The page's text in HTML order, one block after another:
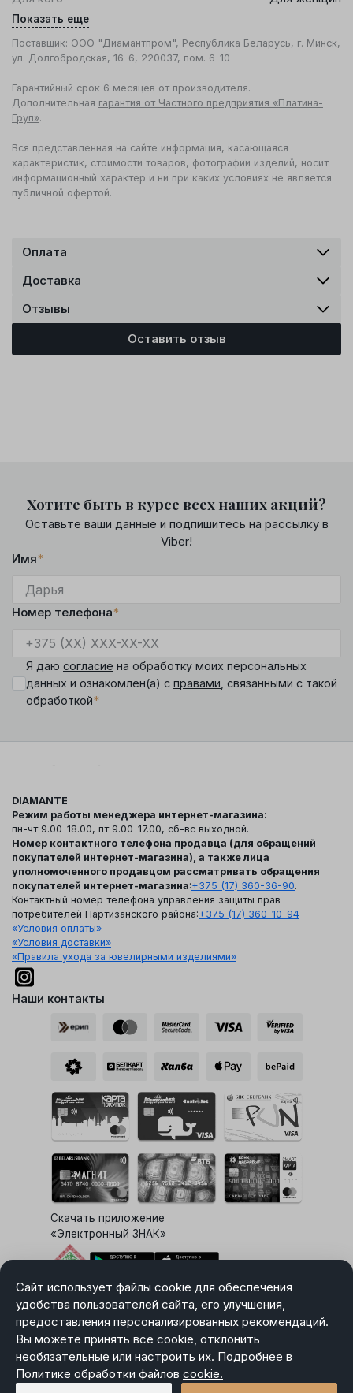
Показать еще
Поставщик: ООО "Диамантпром", Республика Беларусь, г. Минск,
ул. Долгобродская, 16-6, 220037, пом. 6-10
Гарантийный срок 6 месяцев от производителя.
Дополнительная гарантия от Частного предприятия «Платина-
Груп».
Вся представленная на сайте информация, касающаяся
характеристик, стоимости товаров, фотографии изделий, носит
информационный характер и ни при каких условиях не является
публичной офертой.
Оплата
Доставка
Отзывы
Оставить отзыв
Сайт использует файлы cookie для обеспечения
удобства пользователей сайта, его улучшения,
предоставления персонализированных рекомендаций.
Вы можете принять все cookie, отклонить
необязательные или настроить их. Подробнее в
Политике обработки файлов cookie.
Хотите быть в курсе всех наших акций?
Оставьте ваши данные и подпишитесь на рассылку в
Viber!
Имя*
Номер телефона*
Я даю согласие на обработку моих персональных
данных и ознакомлен(а) с правами , связанными с такой
обработкой*
DIAMANTE
Режим работы менеджера интернет-магазина:
пн-чт 9.00-18.00, пт 9.00-17.00, сб-вс выходной.
Номер контактного телефона продавца (для обращений
покупателей интернет-магазина), а также лица
уполномоченного продавцом рассматривать обращения
покупателей интернет-магазина:+375 (17) 360-36-90.
Контактный номер телефона управления защиты прав
потребителей Партизанского района:+375 (17) 360-10-94
«Условия оплаты»
«Условия доставки»
«Правила ухода за ювелирными изделиями»
Наши контакты
Скачать приложение
«Электронный ЗНАК»
Выбор настроек Cookie
Карта сайта
Политика в отношении обработки персональных данных
Пользовательское соглашение